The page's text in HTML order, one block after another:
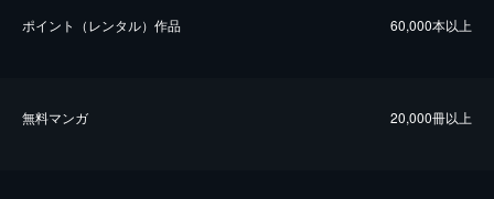
ポイント（レンタル）作品 60,000本以上
無料マンガ 20,000冊以上